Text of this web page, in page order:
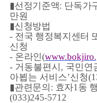
▮선정기준액: 단독가
만원
▮신청방법
- 전국 행정복지센터
신청
- 온라인(
- 거동불편시 , 국민연
아뵙는 서비스’신청
▮관련문의 : 효자1 동
(033)245-5712